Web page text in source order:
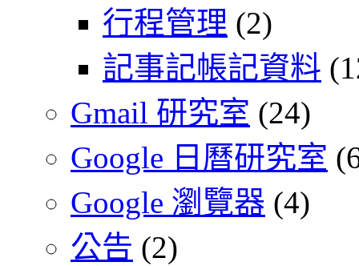
行程管理 (2)
記事記帳記資料
Gmail 研究室 (24)
Google 日曆研究室
Google 瀏覽器 (4)
公告 (2)